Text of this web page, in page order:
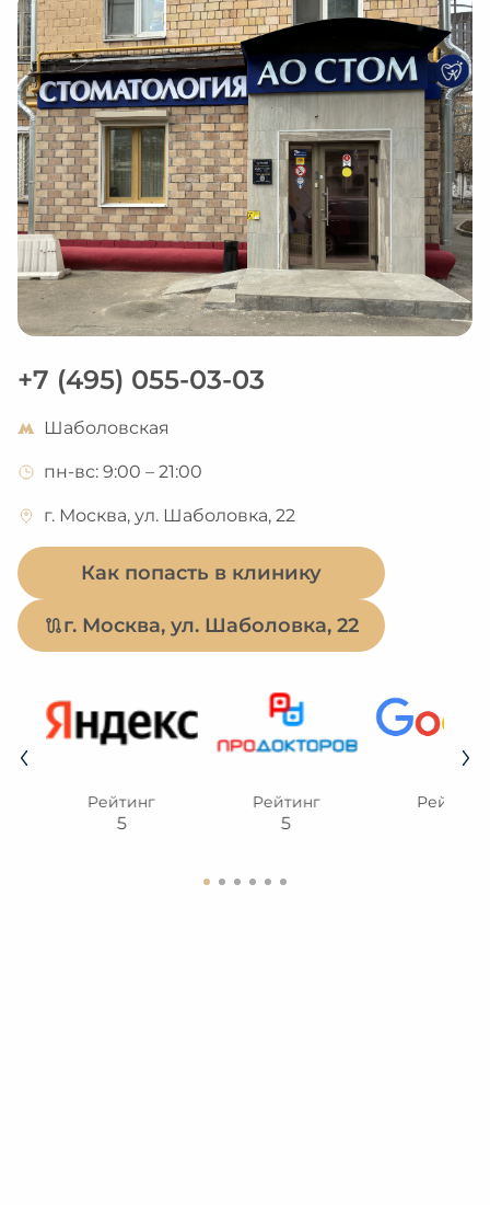
намного лучше. И будет продолжать
лечение в АО Стом.
+7 (495) 055-03-03
Шаболовская
пн-вс: 9:00 – 21:00
г. Москва, ул. Шаболовка, 22
Как попасть в клинику
г. Москва, ул. Шаболовка, 22
Рейтинг
5
Рейтинг
5
Рейтинг